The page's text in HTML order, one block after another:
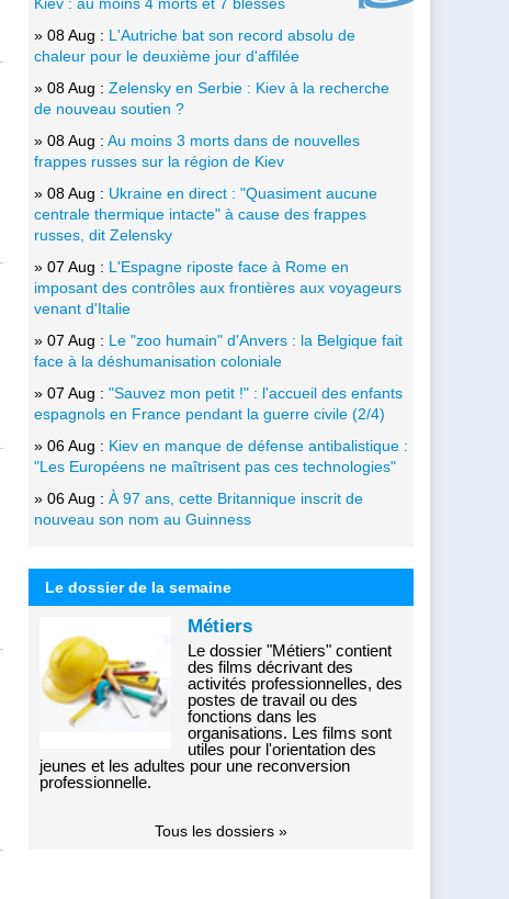
» 08 Aug : L'Autriche bat son record absolu de
chaleur pour le deuxième jour d'affilée
» 08 Aug : Zelensky en Serbie : Kiev à la recherche
de nouveau soutien ?
» 08 Aug : Au moins 3 morts dans de nouvelles
frappes russes sur la région de Kiev
» 08 Aug : Ukraine en direct : "Quasiment aucune
centrale thermique intacte" à cause des frappes
russes, dit Zelensky
» 07 Aug : L'Espagne riposte face à Rome en
imposant des contrôles aux frontières aux voyageurs
venant d'Italie
» 07 Aug : Le "zoo humain" d'Anvers : la Belgique fait
face à la déshumanisation coloniale
» 07 Aug : "Sauvez mon petit !" : l'accueil des enfants
espagnols en France pendant la guerre civile (2/4)
» 06 Aug : Kiev en manque de défense antibalistique :
"Les Européens ne maîtrisent pas ces technologies"
» 06 Aug : À 97 ans, cette Britannique inscrit de
nouveau son nom au Guinness
Le dossier de la semaine
Métiers
Le dossier "Métiers" contient
des films décrivant des
activités professionnelles, des
postes de travail ou des
fonctions dans les
organisations. Les films sont
utiles pour l'orientation des
jeunes et les adultes pour une reconversion
professionnelle.
Tous les dossiers »